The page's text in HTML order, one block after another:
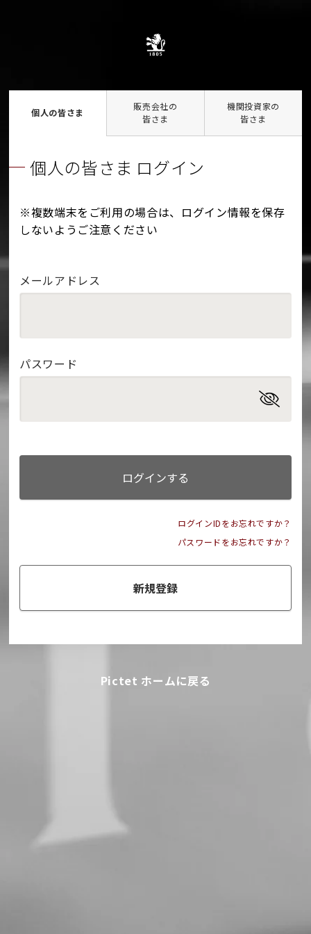
個人の皆さま
販売会社の
皆さま
機関投資家の
皆さま
個人の皆さま ログイン
※複数端末をご利用の場合は、ログイン情報を保存
しないようご注意ください
メールアドレス
パスワード
ログインする
ログインIDをお忘れですか？
パスワードをお忘れですか？
新規登録
Pictet ホームに戻る